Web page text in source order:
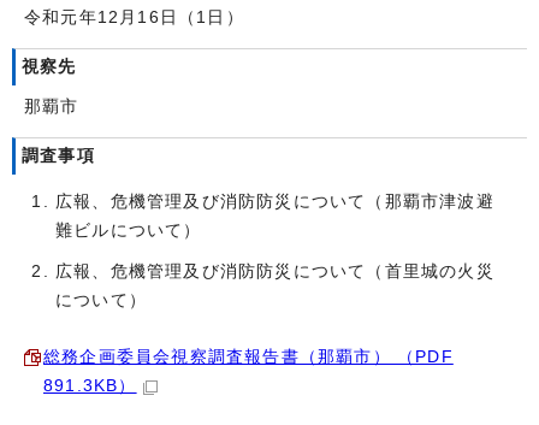
令和元年12月16日（1日）
視察先
那覇市
調査事項
広報、危機管理及び消防防災について（那覇市津波避
難ビルについて）
広報、危機管理及び消防防災について（首里城の火災
について）
総務企画委員会視察調査報告書（那覇市） （PDF
891.3KB）